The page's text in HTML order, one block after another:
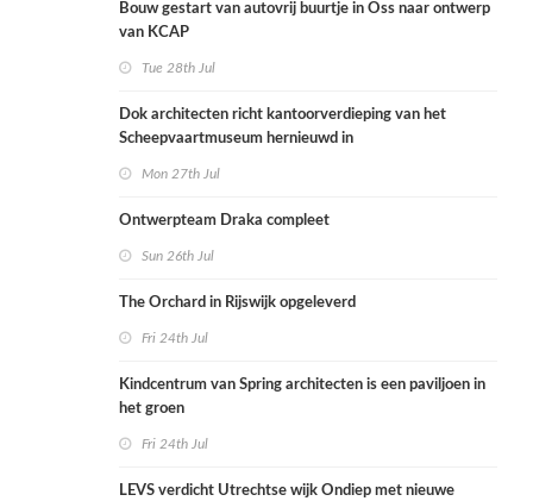
Bouw gestart van autovrij buurtje in Oss naar ontwerp
van KCAP
Tue 28th Jul
Dok architecten richt kantoorverdieping van het
Scheepvaartmuseum hernieuwd in
Mon 27th Jul
Ontwerpteam Draka compleet
Sun 26th Jul
The Orchard in Rijswijk opgeleverd
Fri 24th Jul
Kindcentrum van Spring architecten is een paviljoen in
het groen
Fri 24th Jul
LEVS verdicht Utrechtse wijk Ondiep met nieuwe